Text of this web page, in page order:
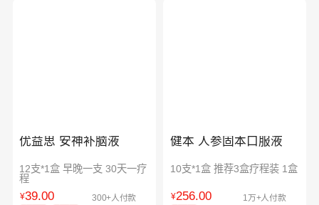
优益思 安神补脑液
12支*1盒 早晚一支 30天一疗
程
¥39.00 300+人付款
健本 人参固本口服液
10支*1盒 推荐3盒疗程装 1盒
¥256.00 1万+人付款